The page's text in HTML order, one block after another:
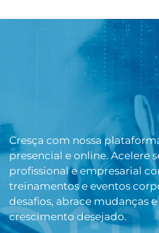
Cresça com nossa
presencial e online. Acelere
profissional e empresarial
treinamentos e eventos
desafios, abrace mudanças
crescimento desejado.